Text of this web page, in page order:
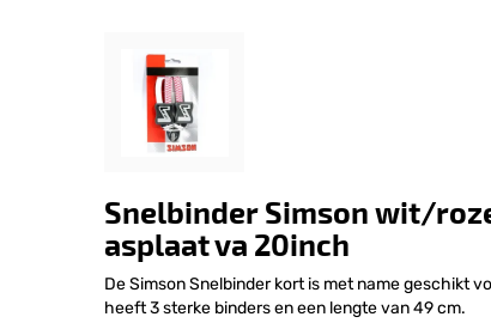
Snelbinder Simson wit/
asplaat va 20inch
De Simson Snelbinder kort is met name geschikt
heeft 3 sterke binders en een lengte van 49 cm.